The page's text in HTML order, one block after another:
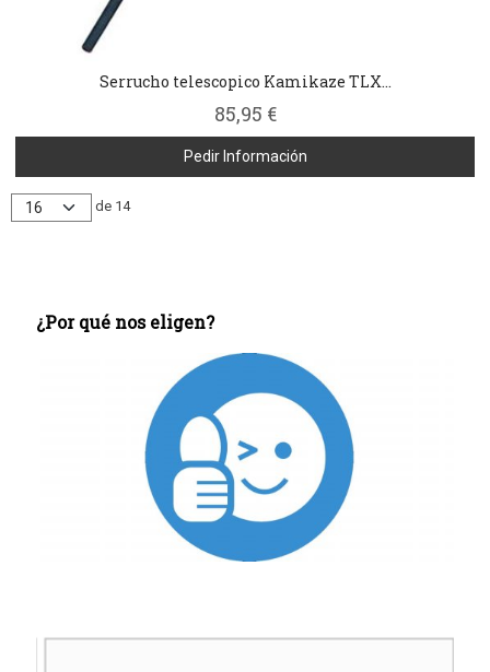
¿Por qué nos eligen?
Serrucho telescopico Kamikaze TLX...
85,95 €
Pedir Información
de 14